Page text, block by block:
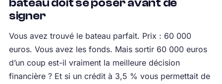
bateau doit se poser avant de
signer
Vous avez trouvé le bateau parfait. Prix : 60 000
euros. Vous avez les fonds. Mais sortir 60 000 euros
d’un coup est-il vraiment la meilleure décision
financière ? Et si un crédit à 3,5 % vous permettait de